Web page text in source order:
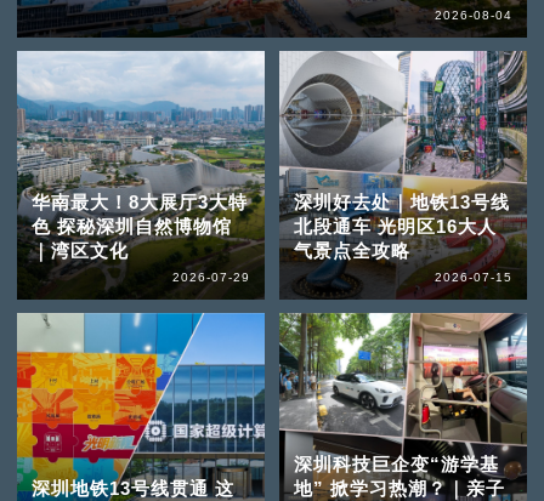
2026-08-04
华南最大！8大展厅3大特
色 探秘深圳自然博物馆
｜湾区文化
2026-07-29
深圳好去处｜地铁13号线
北段通车 光明区16大人
气景点全攻略
2026-07-15
深圳地铁13号线贯通 这
深圳科技巨企变“游学基
地” 掀学习热潮？｜亲子